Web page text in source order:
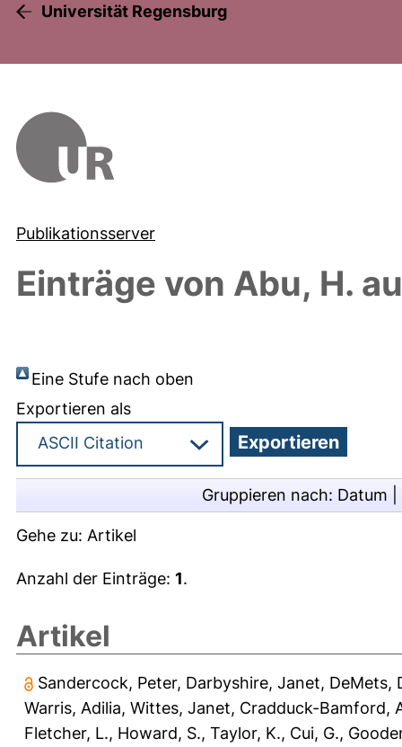
Universität Regensburg
Publikationsserver
Einträge von Abu, H.
Eine Stufe nach oben
Exportieren als
Gruppieren nach: Datum
Gehe zu: Artikel
Anzahl der Einträge: 1.
Artikel
Sandercock, Peter, Darbyshire, Janet, DeMets,
Warris, Adilia, Wittes, Janet, Cradduck-Bamford,
Fletcher, L., Howard, S., Taylor, K., Cui, G.,